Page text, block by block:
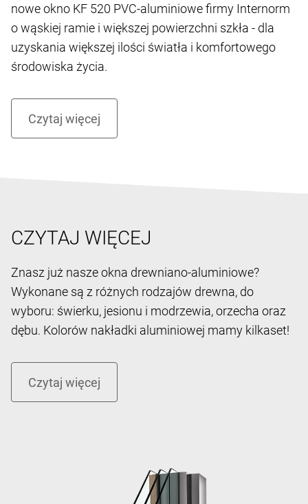
nowe okno KF 520 PVC-aluminiowe firmy Internorm
o wąskiej ramie i większej powierzchni szkła - dla
uzyskania większej ilości światła i komfortowego
środowiska życia.
CZYTAJ WIĘCEJ
Znasz już nasze okna drewniano-aluminiowe?
Wykonane są z różnych rodzajów drewna, do
wyboru: świerku, jesionu i modrzewia, orzecha oraz
dębu. Kolorów nakładki aluminiowej mamy kilkaset!